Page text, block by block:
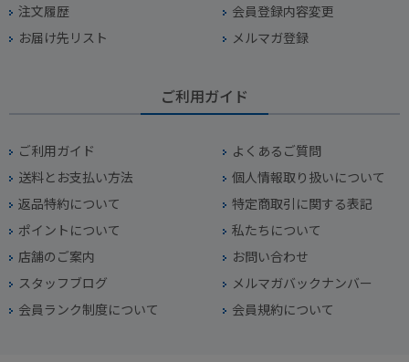
注文履歴
会員登録内容変更
お届け先リスト
メルマガ登録
ご利用ガイド
ご利用ガイド
よくあるご質問
送料とお支払い方法
個人情報取り扱いについて
返品特約について
特定商取引に関する表記
ポイントについて
私たちについて
店舗のご案内
お問い合わせ
スタッフブログ
メルマガバックナンバー
会員ランク制度について
会員規約について